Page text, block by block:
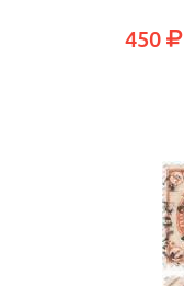
450